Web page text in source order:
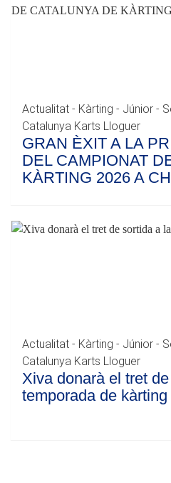
Actualitat - Kàrting - Júnior -
Catalunya Karts Lloguer
GRAN ÈXIT A LA
DEL CAMPIONAT
KÀRTING 2026 A
Actualitat - Kàrting - Júnior -
Catalunya Karts Lloguer
Xiva donarà el tret
temporada de kàrting